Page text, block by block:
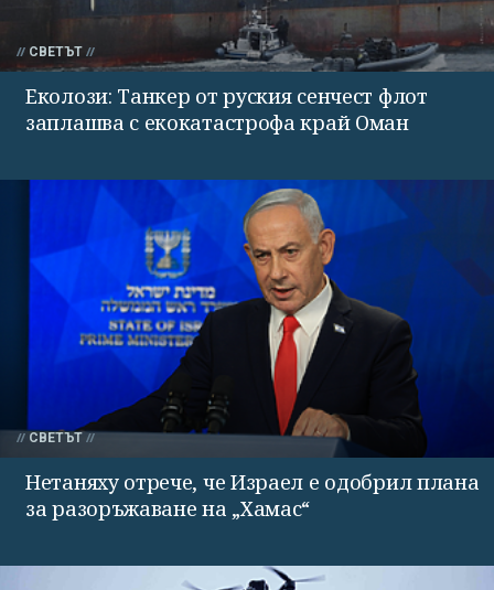
СВЕТЪТ
Еколози: Танкер от руския сенчест флот
заплашва с екокатастрофа край Оман
СВЕТЪТ
Нетаняху отрече, че Израел е одобрил плана
за разоръжаване на „Хамас“